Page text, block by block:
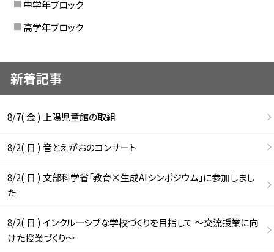
中学年ブロック
高学年ブロック
新着記事
8/7( 金 ) 上陽児童館の取組
8/2( 日 ) 音とえがおのコンサート
8/2( 日 ) 文部科学省「教育×生成AIシンポジウム」に参加しまし
た
8/2( 日 ) インクルーシブな学校づくりを目指して ～交流授業に向
けた授業づくり～